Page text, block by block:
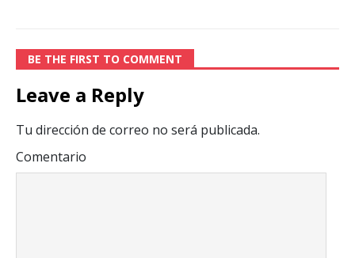
BE THE FIRST TO COMMENT
Leave a Reply
Tu dirección de correo no será publicada.
Comentario